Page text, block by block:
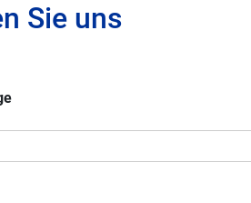
Sie uns